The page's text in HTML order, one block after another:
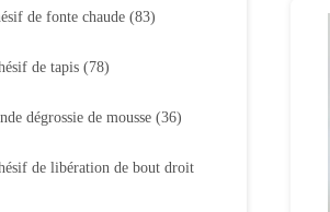
de fonte chaude (83)
de tapis (78)
dégrossie de mousse (36)
de libération de bout droit